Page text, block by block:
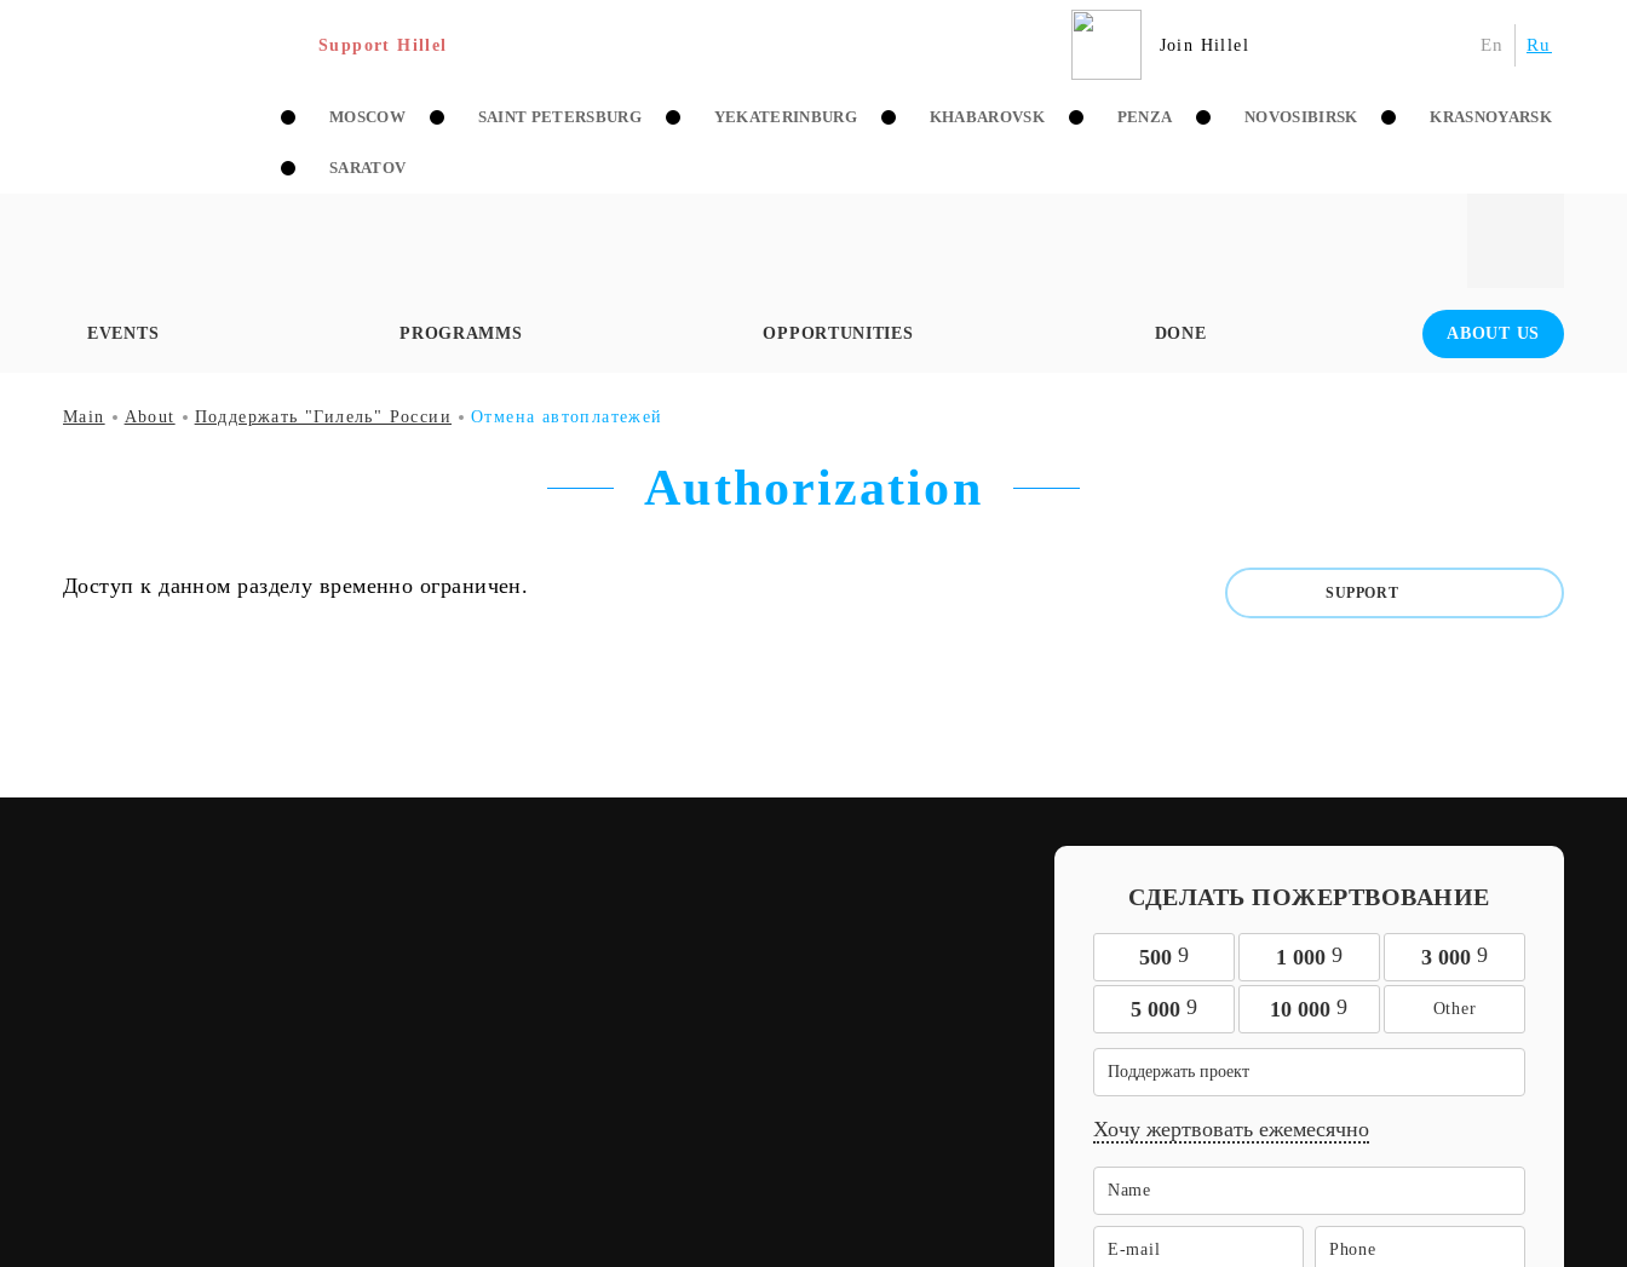
Support Hillel Join Hillel En Ru
MOSCOW SAINT PETERSBURG YEKATERINBURG KHABAROVSK PENZA NOVOSIBIRSK KRASNOYARSK
SARATOV
EVENTS PROGRAMMS OPPORTUNITIES DONE ABOUT US
Main About Поддержать "Гилель" России Отмена автоплатежей
Authorization
SUPPORT
Доступ к данном разделу временно ограничен.
СДЕЛАТЬ ПОЖЕРТВОВАНИЕ
500 9 1 000 9 3 000 9
5 000 9 10 0009
Поддержать проект
Хочу жертвовать ежемесячно